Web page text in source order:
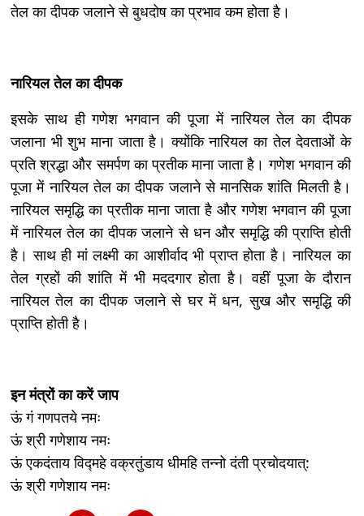
तेल का दीपक जलाने से बुधदोष का प्रभाव कम होता है।
नारियल तेल का दीपक
इसके साथ ही गणेश भगवान की पूजा में नारियल तेल का दीपक
जलाना भी शुभ माना जाता है। क्योंकि नारियल का तेल देवताओं के
प्रति श्रद्धा और समर्पण का प्रतीक माना जाता है। गणेश भगवान की
पूजा में नारियल तेल का दीपक जलाने से मानसिक शांति मिलती है।
नारियल समृद्धि का प्रतीक माना जाता है और गणेश भगवान की पूजा
में नारियल तेल का दीपक जलाने से धन और समृद्धि की प्राप्ति होती
है। साथ ही मां लक्ष्मी का आशीर्वाद भी प्राप्त होता है। नारियल का
तेल ग्रहों की शांति में भी मददगार होता है। वहीं पूजा के दौरान
नारियल तेल का दीपक जलाने से घर में धन, सुख और समृद्धि की
प्राप्ति होती है।
इन मंत्रों का करें जाप
ऊं गं गणपतये नमः
ऊं श्री गणेशाय नमः
ऊं एकदंताय विद्महे वक्रतुंडाय धीमहि तन्नो दंती प्रचोदयात्:
ऊं श्री गणेशाय नमः